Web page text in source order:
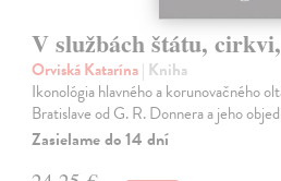
V službách štátu,
Orviská Katarína| Kniha
Ikonológia hlavného a korunovačného
Bratislave od G. R. Donnera a jeho
Zasielame do 14 dní